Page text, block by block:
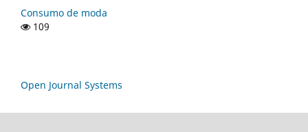
Consumo de moda
109
Open Journal Systems